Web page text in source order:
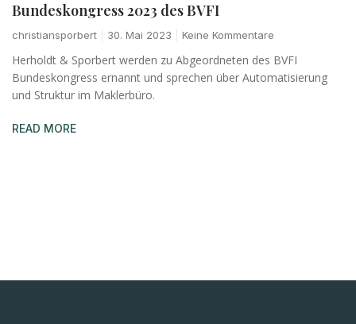
Bundeskongress 2023 des BVFI
christiansporbert 30. Mai 2023 Keine Kommentare
Herholdt & Sporbert werden zu Abgeordneten des BVFI
Bundeskongress ernannt und sprechen über Automatisierung
und Struktur im Maklerbüro.
READ MORE